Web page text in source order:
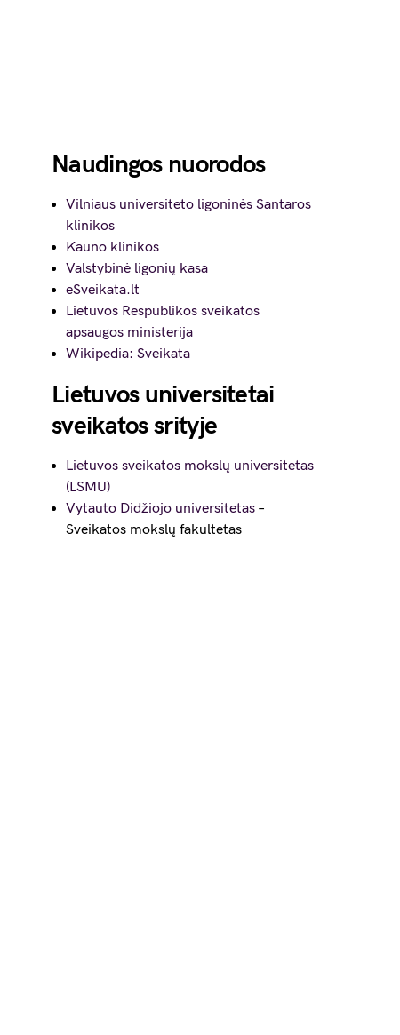
Naudingos nuorodos
Vilniaus universiteto ligoninės Santaros
klinikos
Kauno klinikos
Valstybinė ligonių kasa
eSveikata.lt
Lietuvos Respublikos sveikatos
apsaugos ministerija
Wikipedia: Sveikata
Lietuvos universitetai
sveikatos srityje
Lietuvos sveikatos mokslų universitetas
(LSMU)
Vytauto Didžiojo universitetas –
Sveikatos mokslų fakultetas